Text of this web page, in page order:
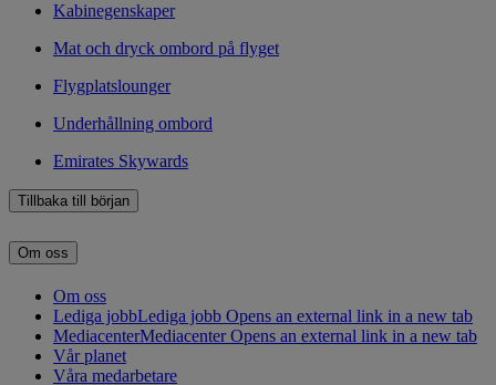
Kabinegenskaper
Mat och dryck ombord på flyget
Flygplatslounger
Underhållning ombord
Emirates Skywards
Tillbaka till början
Om oss
Om oss
Lediga jobbLediga jobb Opens an external link in a new tab
MediacenterMediacenter Opens an external link in a new tab
Vår planet
Våra medarbetare